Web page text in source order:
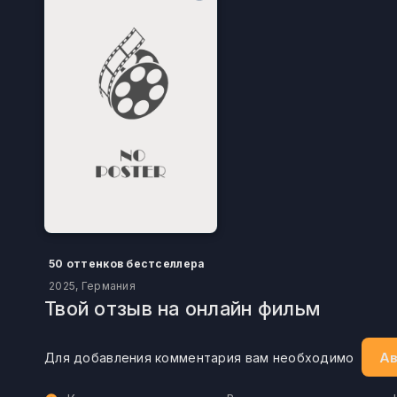
50 оттенков бестселлера
2025, Германия
Твой отзыв на онлайн фильм
Для добавления комментария вам необходимо